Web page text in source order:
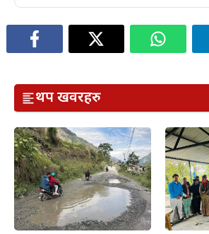
थप खवरहरु